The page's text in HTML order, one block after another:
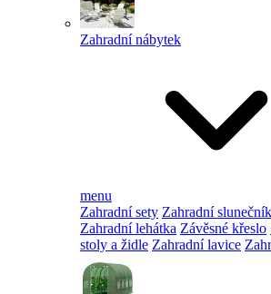
Zahradní nábytek
menu
Zahradní sety Zahradní
Zahradní lehátka Závěsné křeslo
stoly a židle Zahradní lavice